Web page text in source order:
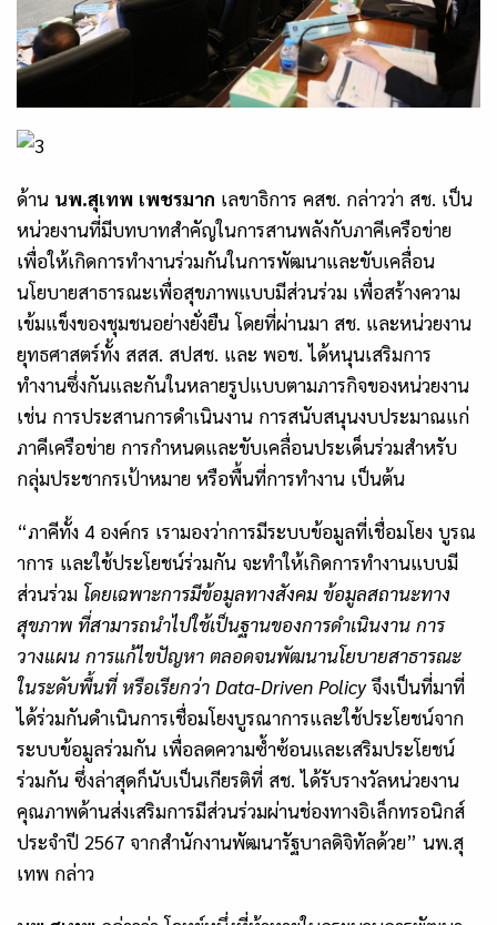
ด้าน นพ.สุเทพ เพชรมาก เลขาธิการ คสช. กล่าวว่า สช. เป็น
หน่วยงานที่มีบทบาทสำคัญในการสานพลังกับภาคีเครือข่าย
เพื่อให้เกิดการทำงานร่วมกันในการพัฒนาและขับเคลื่อน
นโยบายสาธารณะเพื่อสุขภาพแบบมีส่วนร่วม เพื่อสร้างความ
เข้มแข็งของชุมชนอย่างยั่งยืน โดยที่ผ่านมา สช. และหน่วยงาน
ยุทธศาสตร์ทั้ง สสส. สปสช. และ พอช. ได้หนุนเสริมการ
ทำงานซึ่งกันและกันในหลายรูปแบบตามภารกิจของหน่วยงาน
เช่น การประสานการดำเนินงาน การสนับสนุนงบประมาณแก่
ภาคีเครือข่าย การกำหนดและขับเคลื่อนประเด็นร่วมสำหรับ
กลุ่มประชากรเป้าหมาย หรือพื้นที่การทำงาน เป็นต้น
“ภาคีทั้ง 4 องค์กร เรามองว่าการมีระบบข้อมูลที่เชื่อมโยง บูรณ
าการ และใช้ประโยชน์ร่วมกัน จะทำให้เกิดการทำงานแบบมี
ส่วนร่วม โดยเฉพาะการมีข้อมูลทางสังคม ข้อมูลสถานะทาง
สุขภาพ ที่สามารถนำไปใช้เป็นฐานของการดำเนินงาน การ
วางแผน การแก้ไขปัญหา ตลอดจนพัฒนานโยบายสาธารณะ
ในระดับพื้นที่ หรือเรียกว่า Data-Driven Policyจึงเป็นที่มาที่
ได้ร่วมกันดำเนินการเชื่อมโยงบูรณาการและใช้ประโยชน์จาก
ระบบข้อมูลร่วมกัน เพื่อลดความซ้ำซ้อนและเสริมประโยชน์
ร่วมกัน ซึ่งล่าสุดก็นับเป็นเกียรติที่ สช. ได้รับรางวัลหน่วยงาน
คุณภาพด้านส่งเสริมการมีส่วนร่วมผ่านช่องทางอิเล็กทรอนิกส์
ประจำปี 2567 จากสำนักงานพัฒนารัฐบาลดิจิทัลด้วย” นพ.สุ
เทพ กล่าว